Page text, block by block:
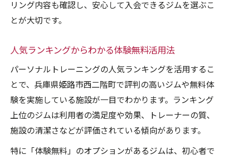
リング内容も確認し、安心して入会できるジムを選ぶこ
とが大切です。
人気ランキングからわかる体験無料活用法
パーソナルトレーニングの人気ランキングを活用するこ
とで、兵庫県姫路市西二階町で評判の高いジムや無料体
験を実施している施設が一目でわかります。ランキング
上位のジムは利用者の満足度や効果、トレーナーの質、
施設の清潔さなどが評価されている傾向があります。
特に「体験無料」のオプションがあるジムは、初心者で